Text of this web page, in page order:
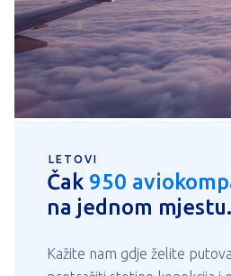
LETOVI
Čak 950
na jednom mjestu.
Kažite nam gdje želite